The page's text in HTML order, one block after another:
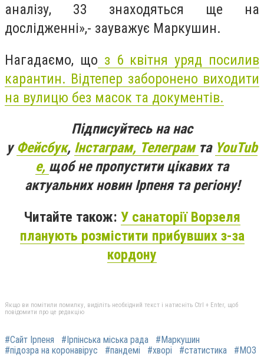
аналізу, 33 знаходяться ще на
дослідженні»,- зауважує Маркушин.
Нагадаємо, що з 6 квітня уряд посилив
карантин. Відтепер заборонено виходити
на вулицю без масок та документів.
Підписуйтесь на нас
уФейсбук, Інстаграм, Телеграм та YouTub
e, щоб не пропустити цікавих та
актуальних новин Ірпеня та регіону!
Читайте також: У санаторії Ворзеля
планують розмістити прибувших з-за
кордону
Якщо ви помітили помилку, виділіть необхідний текст і натисніть Ctrl + Enter, щоб
повідомити про це редакцію
#Сайт Ірпеня #Ірпінська міська рада
#Маркушин
#підозра на коронавірус
#пандемі #хворі #статистика #МОЗ